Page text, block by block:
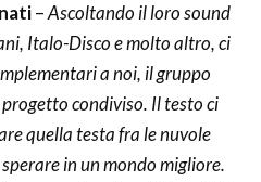
–Ascoltando il loro sound
Italo-Disco e molto altro, ci
a noi, il gruppo
condiviso. Il testo ci
quella testa fra le nuvole
in un mondo migliore.